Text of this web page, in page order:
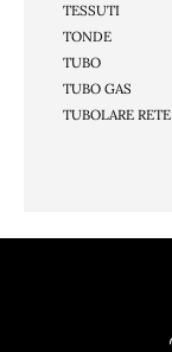
TESSUTI
TONDE
TUBO
TUBO GAS
TUBOLARE RETE